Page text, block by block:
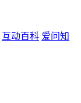
互动百科 爱问知